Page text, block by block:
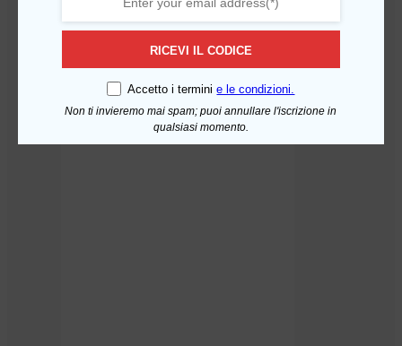
Aggiungi al carrello
Bombola Co2 in acciaio
ricaricabile 2Kg. con valvola
residuale – W21,7×1/4″
167,88€
RICEVI IL CODICE
Accetto i terminie le condizioni.
Non ti invieremo mai spam; puoi annullare l'iscrizione in
qualsiasi momento.